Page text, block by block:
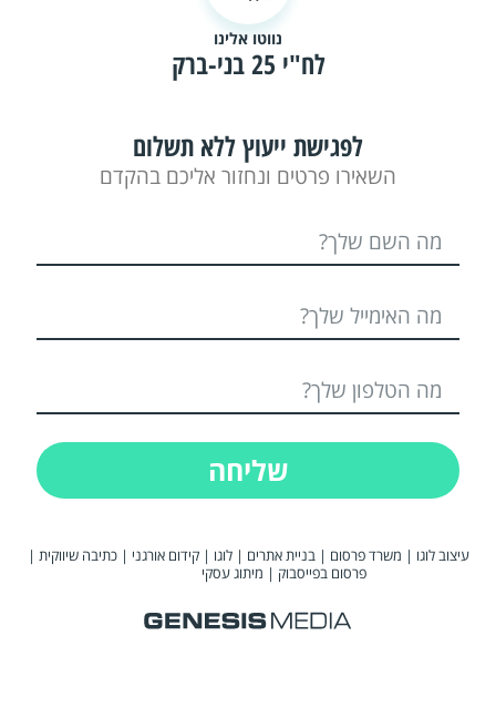
נווטו אלינו
לח"י 25 בני-ברק
לפגישת ייעוץ ללא תשלום
השאירו פרטים ונחזור אליכם בהקדם
שליחה
עיצוב לוגו | משרד פרסום |בניית אתרים |לוגו |קידום אורגני |כתיבה שיווקית |
פרסום בפייסבוק | מיתוג עסקי